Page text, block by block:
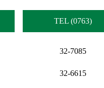
TEL (0763)
32-7085
32-6615